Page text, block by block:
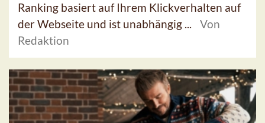
Ranking basiert auf Ihrem Klickverhalten auf
der Webseite und ist unabhängig ...
Von
Redaktion